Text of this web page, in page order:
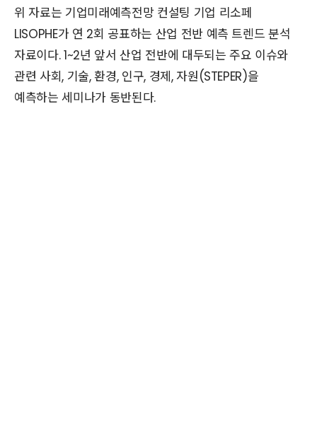
위 자료는 기업미래예측전망 컨설팅 기업 리소페
LISOPHE가 연 2회 공표하는 산업 전반 예측 트렌드 분석
자료이다. 1~2년 앞서 산업 전반에 대두되는 주요 이슈와
관련 사회, 기술, 환경, 인구, 경제, 자원(STEPER)을
예측하는 세미나가 동반된다.